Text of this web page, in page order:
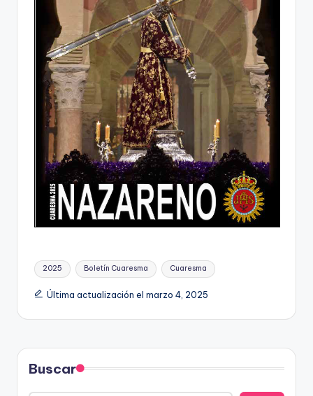
Etiquetas:
2025 Boletín Cuaresma Cuaresma
Última actualización el marzo 4, 2025
Buscar